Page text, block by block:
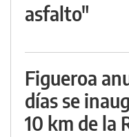
asfalto"
Figueroa
días se
10 km de la